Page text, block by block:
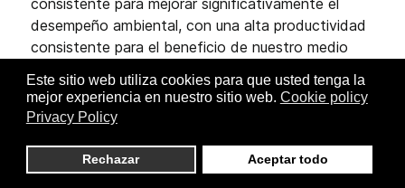
Este sitio web utiliza cookies para que usted tenga la
mejor experiencia en nuestro sitio web. Cookie policy
Privacy Policy
Rechazar Aceptar todo
consistente para mejorar significativamente el
desempeño ambiental, con una alta productividad
consistente para el beneficio de nuestro medio
Reducción de las emisiones de CO2
proceso
Reducción del ruido